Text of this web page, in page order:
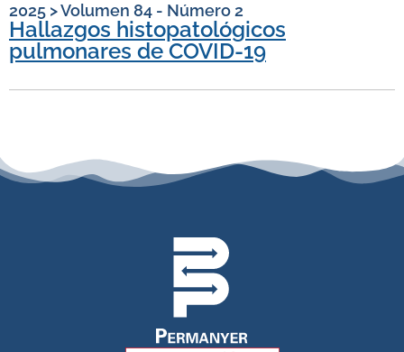
2025 >Volumen 84 - Número 2
Hallazgos histopatológicos
pulmonares de COVID-19